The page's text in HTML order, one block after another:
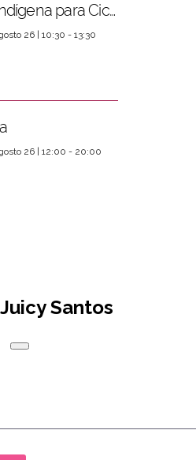
Fitoterapia Indígena para Ciclos Femininos
26 | 10:30 - 13:30
26 | 12:00 - 20:00
Santos